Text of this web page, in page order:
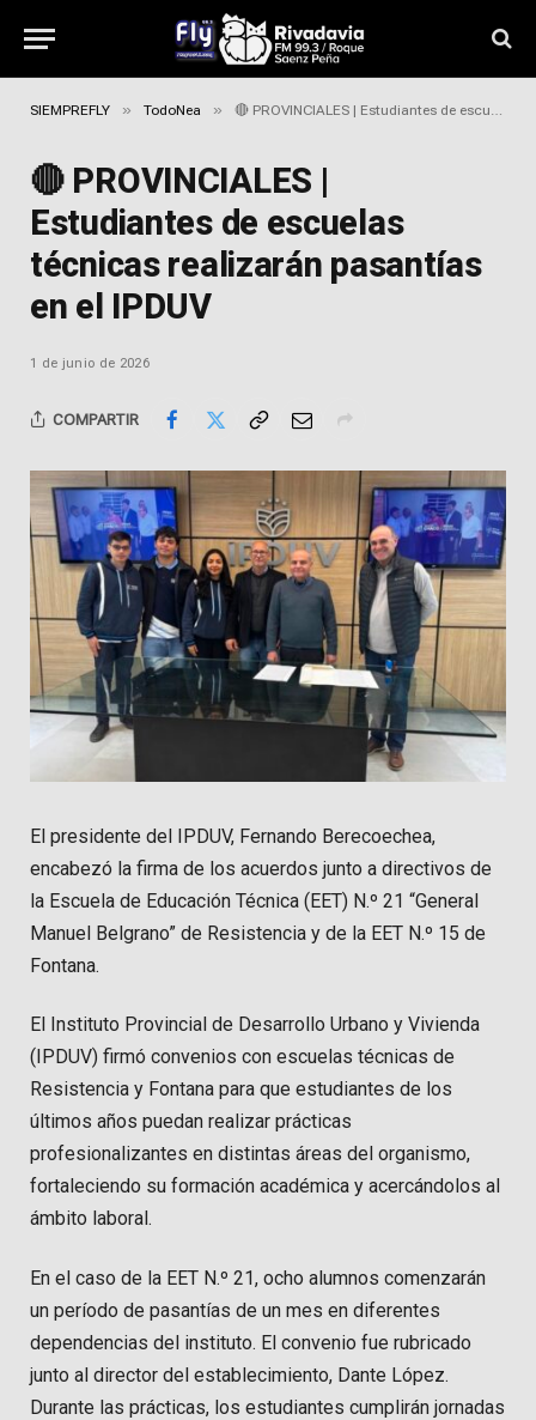
SIEMPREFLY » TodoNea » 🔴 PROVINCIALES | Estudiantes de escuelas técnicas realizarán pasantías en el IPDUV
🔴 PROVINCIALES |
Estudiantes de escuelas
técnicas realizarán pasantías
en el IPDUV
1 de junio de 2026
COMPARTIR
El presidente del IPDUV, Fernando Berecoechea,
encabezó la firma de los acuerdos junto a directivos de
la Escuela de Educación Técnica (EET) N.º 21 “General
Manuel Belgrano” de Resistencia y de la EET N.º 15 de
Fontana.
El Instituto Provincial de Desarrollo Urbano y Vivienda
(IPDUV) firmó convenios con escuelas técnicas de
Resistencia y Fontana para que estudiantes de los
últimos años puedan realizar prácticas
profesionalizantes en distintas áreas del organismo,
fortaleciendo su formación académica y acercándolos al
ámbito laboral.
En el caso de la EET N.º 21, ocho alumnos comenzarán
un período de pasantías de un mes en diferentes
dependencias del instituto. El convenio fue rubricado
junto al director del establecimiento, Dante López.
Durante las prácticas, los estudiantes cumplirán jornadas